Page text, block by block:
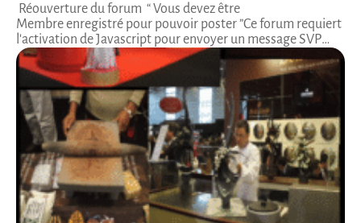
Réouverture du forum “ Vous devez être
Membre enregistré pour pouvoir poster ”Ce forum requiert
l'activation de Javascript pour envoyer un message SVP…